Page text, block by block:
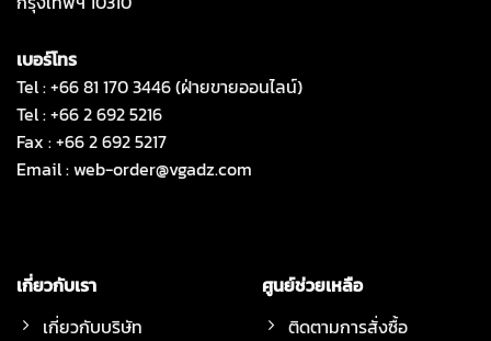
เบอร์โทร
Tel : +66 81 170 3446 (ฝ่ายขายออนไลน์)
Tel : +66 2 692 5216
Fax : +66 2 692 5217
Email :web-order@vgadz.com
เกี่ยวกับเรา
เกี่ยวกับบริษัท
ศูนย์ช่วยเหลือ
ติดตามการสั่งซื้อ